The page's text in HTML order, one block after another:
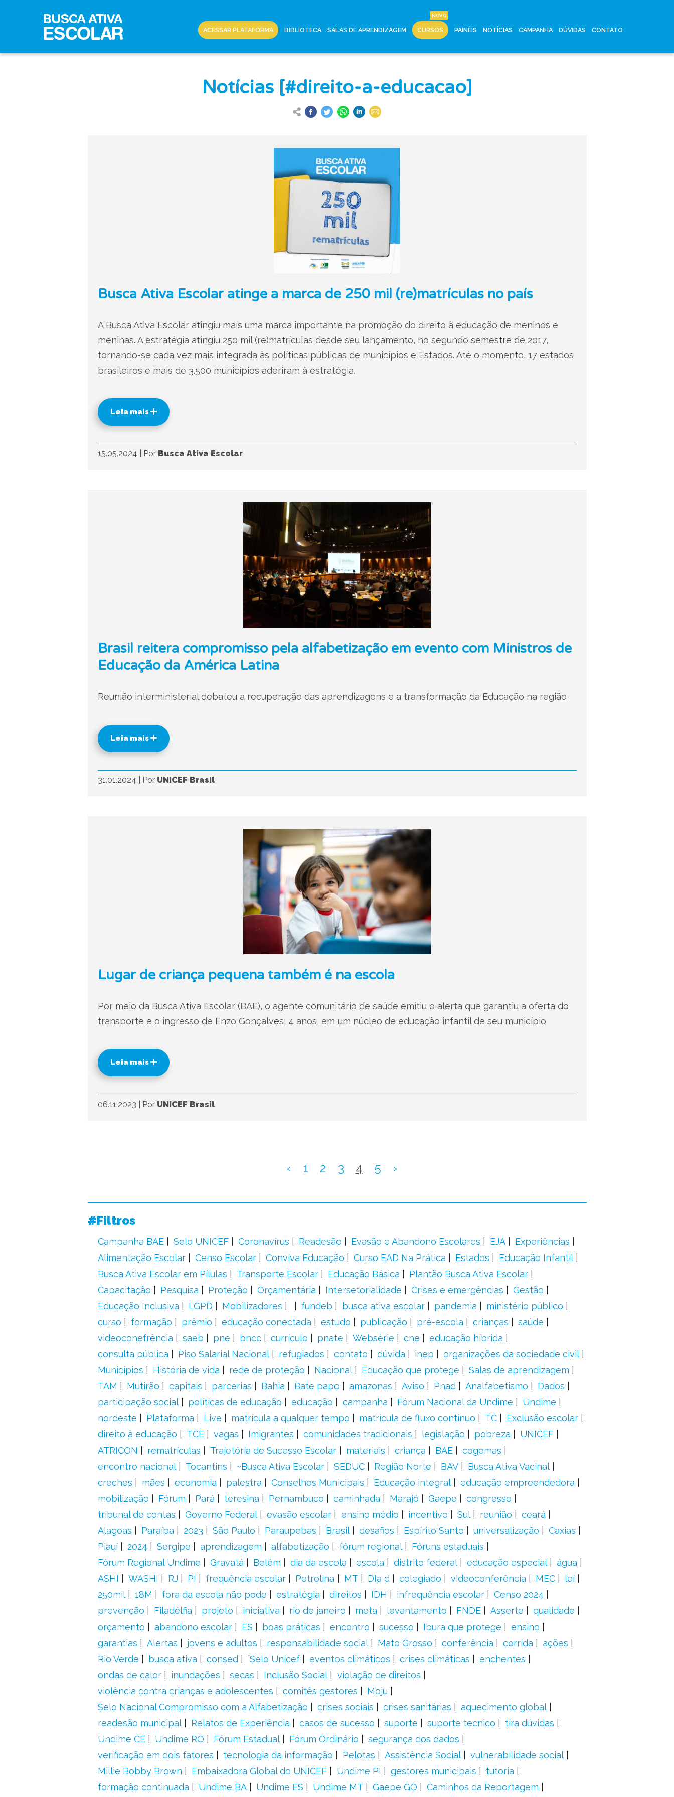
ACESSAR PLATAFORMA BIBLIOTECA SALAS DE APRENDIZAGEM CURSOS PAINÉIS NOTÍCIAS CAMPANHA DÚVIDAS CONTATO
Notícias [#direito-a-educacao]
Busca Ativa Escolar atinge a marca de 250 mil (re)matrículas no país
A Busca Ativa Escolar atingiu mais uma marca importante na promoção do direito à educação de meninos e
meninas. A estratégia atingiu 250 mil (re)matrículas desde seu lançamento, no segundo semestre de 2017,
tornando-se cada vez mais integrada às políticas públicas de municípios e Estados. Até o momento, 17 estados
brasileiros e mais de 3.500 municípios aderiram à estratégia.
Leia mais
15.05.2024 Por Busca Ativa Escolar
Brasil reitera compromisso pela alfabetização em evento com Ministros de
Educação da América Latina
Reunião interministerial debateu a recuperação das aprendizagens e a transformação da Educação na região
Leia mais
31.01.2024 Por UNICEF Brasil
Lugar de criança pequena também é na escola
Por meio da Busca Ativa Escolar (BAE), o agente comunitário de saúde emitiu o alerta que garantiu a oferta do
transporte e o ingresso de Enzo Gonçalves, 4 anos, em um núcleo de educação infantil de seu município
Leia mais
06.11.2023 Por UNICEF Brasil
‹ 1 2 3 4 5 ›
#Filtros
Campanha BAE Selo UNICEF Coronavírus Readesão Evasão e Abandono Escolares EJA
Experiências
Alimentação Escolar
Censo Escolar Conviva Educação Curso EAD Na Prática Estados
Educação Infantil
Busca Ativa Escolar em Pílulas
Transporte Escolar Educação Básica
Plantão Busca Ativa Escolar
Capacitação
Pesquisa Proteção Orçamentária Intersetorialidade Crises e emergências
Gestão
Educação Inclusiva
LGPD Mobilizadores fundeb busca ativa escolar pandemia
ministério público
curso
formação prêmio educação conectada estudo publicação pré-escola crianças
saúde
videoconefrência
saeb pne bncc currículo pnate Websérie cne
educação híbrida
consulta pública
Piso Salarial Nacional refugiados contato dúvida inep
organizações da sociedade civil
Municípios
História de vida rede de proteção Nacional Educação que protege
Salas de aprendizagem
TAM
Mutirão capitais parcerias Bahia Bate papo amazonas Aviso Pnad Analfabetismo
Dados
participação social
políticas de educação educação campanha Fórum Nacional da Undime
Undime
nordeste
Plataforma Live matrícula a qualquer tempo matrícula de fluxo contínuo TC
Exclusão escolar
direito à educação
TCE vagas Imigrantes comunidades tradicionais legislação pobreza
UNICEF
ATRICON
rematrículas Trajetória de Sucesso Escolar materiais criança BAE
cogemas
encontro nacional
Tocantins ~Busca Ativa Escolar SEDUC Região Norte BAV
Busca Ativa Vacinal
creches
mães economia palestra Conselhos Municipais Educação integral
educação empreendedora
mobilização
Fórum Pará teresina Pernambuco caminhada Marajó Gaepe
congresso
tribunal de contas
Governo Federal evasão escolar ensino médio incentivo Sul reunião
ceará
Alagoas
Paraíba 2023 São Paulo Paraupebas Brasil desafios Espírito Santo universalização
Caxias
Piauí
2024 Sergipe aprendizagem alfabetização fórum regional
Fóruns estaduais
Fórum Regional Undime
Gravatá Belém dia da escola escola distrito federal educação especial
água
ASHI
WASHI RJ PI frequência escolar Petrolina MT DIa d colegiado videoconferência MEC
lei
250mil
18M fora da escola não pode estratégia direitos IDH infrequência escolar
Censo 2024
prevenção
Filadélfia projeto iniciativa rio de janeiro meta levantamento FNDE Asserte
qualidade
orçamento
abandono escolar ES boas práticas encontro sucesso Ibura que protege
ensino
garantias
Alertas jovens e adultos responsabilidade social Mato Grosso conferência corrida
ações
Rio Verde
busca ativa consed ´Selo Unicef eventos climáticos crises climáticas
enchentes
ondas de calor
inundações secas Inclusão Social
violação de direitos
violência contra crianças e adolescentes
comitês gestores
Moju
Selo Nacional Compromisso com a Alfabetização
crises sociais crises sanitárias
aquecimento global
readesão municipal
Relatos de Experiência casos de sucesso suporte suporte tecnico
tira dúvidas
Undime CE
Undime RO Fórum Estadual Fórum Ordinário
segurança dos dados
verificação em dois fatores
tecnologia da informação Pelotas Assistência Social
vulnerabilidade social
Millie Bobby Brown
Embaixadora Global do UNICEF Undime PI gestores municipais
tutoria
formação continuada
Undime BA Undime ES Undime MT Gaepe GO Caminhos da Reportagem